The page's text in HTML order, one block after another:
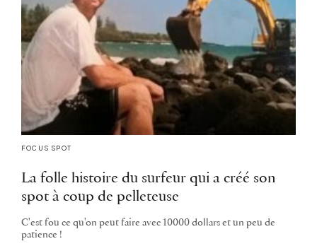
FOCUS SPOT
La folle histoire du surfeur qui a créé son
spot à coup de pelleteuse
C'est fou ce qu'on peut faire avec 10000 dollars et un peu de
patience !